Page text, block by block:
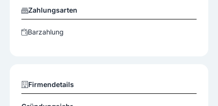
Zahlungsarten
Barzahlung
Firmendetails